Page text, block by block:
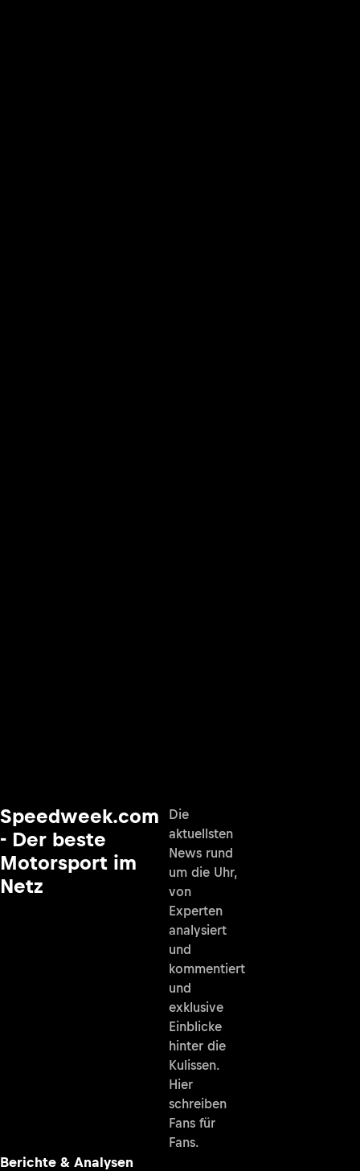
Speedweek.com
- Der beste
Motorsport im
Netz
Die
aktuellsten
News rund
um die Uhr,
von
Experten
analysiert
und
kommentiert
und
exklusive
Einblicke
hinter die
Kulissen.
Hier
schreiben
Fans für
Fans.
Berichte & Analysen